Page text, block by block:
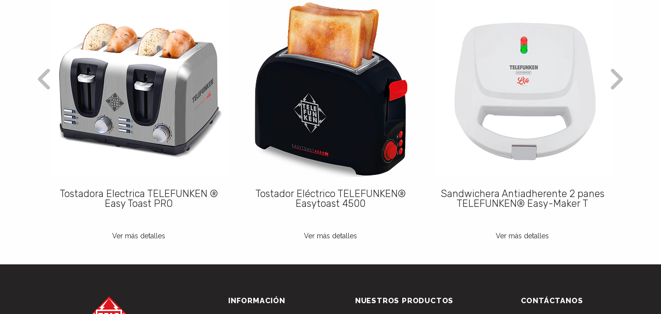
Tostadora Electrica TELEFUNKEN ®
Easy Toast PRO
Ver más detalles
Tostador Eléctrico TELEFUNKEN®
Easytoast 4500
Ver más detalles
Sandwichera Antiadherente 2 panes
TELEFUNKEN® Easy-Maker T
Ver más detalles
INFORMACIÓN NUESTROS PRODUCTOS CONTÁCTANOS